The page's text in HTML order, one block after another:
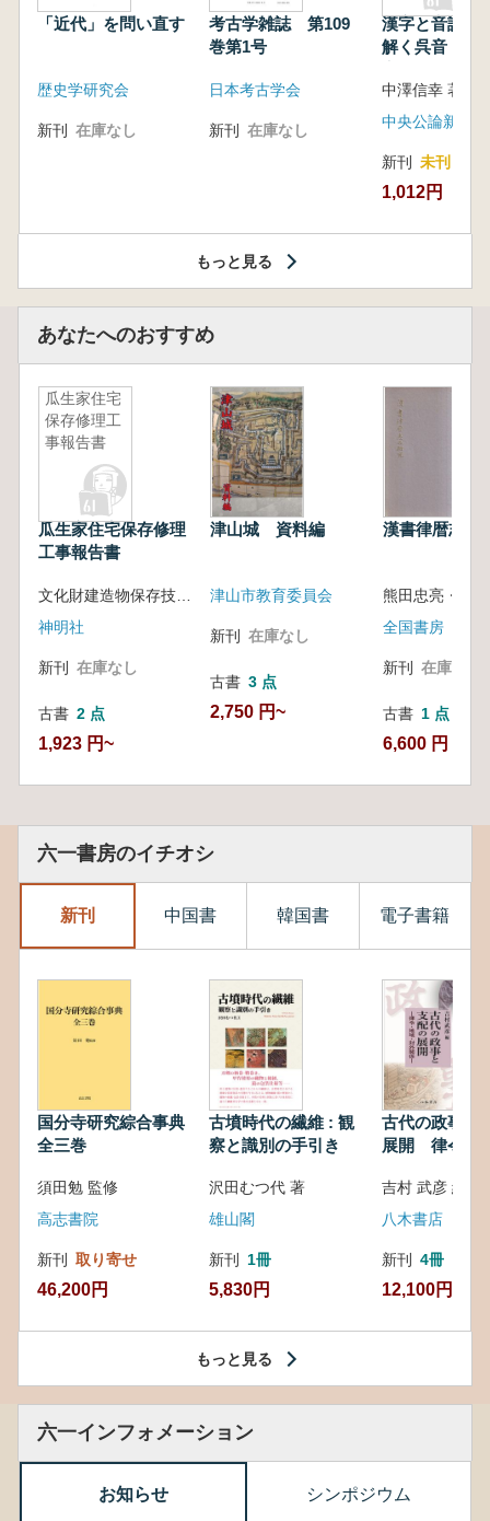
「近代」を問い直す
歴史学研究会
新刊 在庫なし
考古学雑誌 第109
巻第1号
日本考古学会
新刊 在庫なし
漢字と音読み
解く呉音・漢
中澤信幸 著
中央公論新社
新刊 未刊
1,012円
もっと見る
あなたへのおすすめ
瓜生家住宅
保存修理工
事報告書
瓜生家住宅保存修理
工事報告書
神明社
新刊 在庫なし
古書 2 点
1,923 円~
津山城 資料編
津山市教育委員会
新刊 在庫なし
古書 3 点
2,750 円~
漢書律暦志の
熊田忠亮・藪
全国書房
新刊 在庫なし
古書 1 点
6,600 円
六一書房のイチオシ
新刊 中国書 韓国書 電子書籍
国分寺研究綜合事典
全三巻
須田勉 監修
高志書院
新刊 取り寄せ
46,200円
古墳時代の繊維 : 観
察と識別の手引き
沢田むつ代 著
雄山閣
新刊 1冊
5,830円
古代の政事と
展開 律令・
吉村 武彦 編集
八木書店
新刊 4冊
12,100円
もっと見る
六一インフォメーション
お知らせ シンポジウム